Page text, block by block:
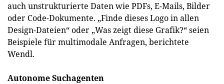
auch unstrukturierte Daten wie PDFs, E-Mails, Bilder
oder Code-Dokumente. „Finde dieses Logo in allen
Design-Dateien“ oder „Was zeigt diese Grafik?“ seien
Beispiele für multimodale Anfragen, berichtete
Wendl.
Autonome Suchagenten